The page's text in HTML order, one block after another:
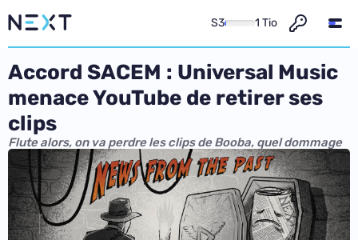
S3 1 Tio
Accord SACEM : Universal Music
menace YouTube de retirer ses
clips
Flute alors, on va perdre les clips de Booba, quel dommage